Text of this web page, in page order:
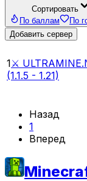
Сортировать
По баллам
По
Добавить сервер
1⚔️
(1.1.5 - 1.21)
Назад
1
Вперед